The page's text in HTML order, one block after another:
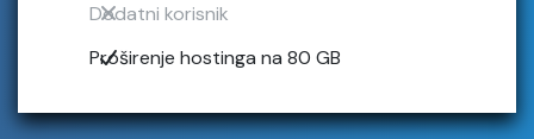
Dodatni korisnik
Proširenje hostinga na 80 GB